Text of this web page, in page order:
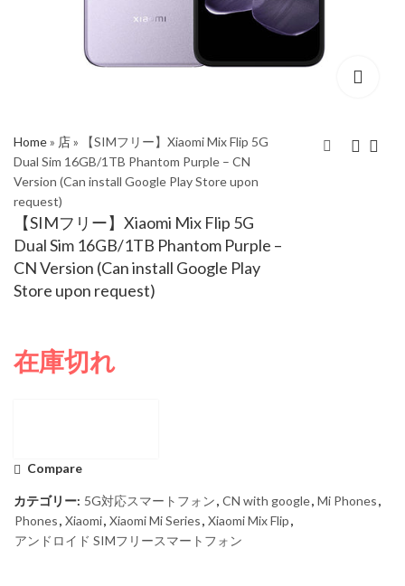
Home» 店»
【SIMフリー】Xiaomi Mix Flip 5G
Dual Sim 16GB/1TB Phantom Purple – CN
Version (Can install Google Play Store upon
request)
【SIMフリー】Xiaomi Mix Flip 5G
Dual Sim 16GB/1TB Phantom Purple –
CN Version (Can install Google Play
Store upon request)
Mix Flip 5G Dual Sim
16GB/1TB White - CN
Version (Can install
Google Play Store
16GB/1TB Phoenix
Version (Can install
在庫切れ
Compare
カテゴリー: 5G対応スマートフォン, CN with google, Mi Phones,
Phones, Xiaomi, Xiaomi Mi Series, Xiaomi Mix Flip,
アンドロイド SIMフリースマートフォン